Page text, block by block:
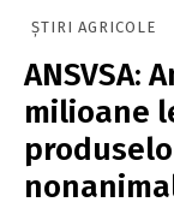
ȘTIRI AGRICOLE
ANSVSA:
milioane